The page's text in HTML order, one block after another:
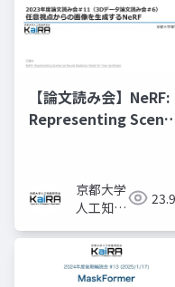
【論文読み会】NeRF:
Representing
Synthesis京都大学
人工知能
KaiRA